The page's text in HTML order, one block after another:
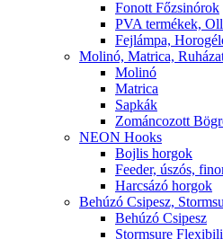
Fonott Főzsinórok
PVA termékek,
Fejlámpa,
Molinó, Matrica,
Molinó
Matrica
Sapkák
Zománcozott
NEON Hooks
Bojlis horgok
Feeder, úszós,
Harcsázó horgok
Behúzó Csipesz,
Behúzó Csipesz
Stormsure